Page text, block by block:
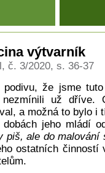
výtvarník
č. 3/2020, s. 36-37
že jsme
nezmínili už dříve.
a možná to bylo
dobách jeho mládí
piš, ale do malování
ostatních činností